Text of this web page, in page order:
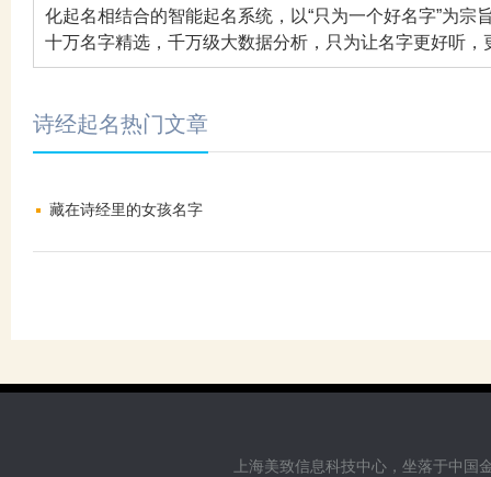
化起名相结合的智能起名系统，以“只为一个好名字”为
十万名字精选，千万级大数据分析，只为让名字更好听，
诗经起名热门文章
藏在诗经里的女孩名字
上海美致信息科技中心，坐落于中